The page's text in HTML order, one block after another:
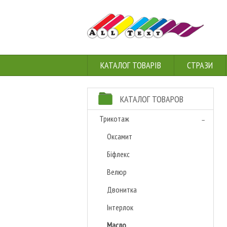
КАТАЛОГ ТОВАРІВ СТРАЗИ
КАТАЛОГ ТОВАРОВ
Трикотаж
Оксамит
Біфлекс
Велюр
Двонитка
Інтерлок
Масло